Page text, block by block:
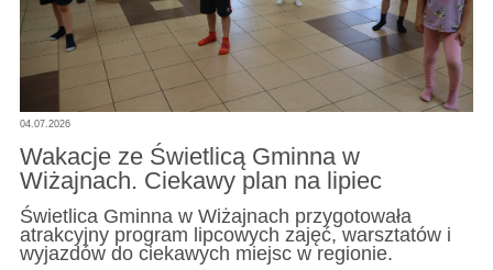
04.07.2026
Wakacje ze Świetlicą Gminna w
Wiżajnach. Ciekawy plan na lipiec
Świetlica Gminna w Wiżajnach przygotowała
atrakcyjny program lipcowych zajęć, warsztatów i
wyjazdów do ciekawych miejsc w regionie.